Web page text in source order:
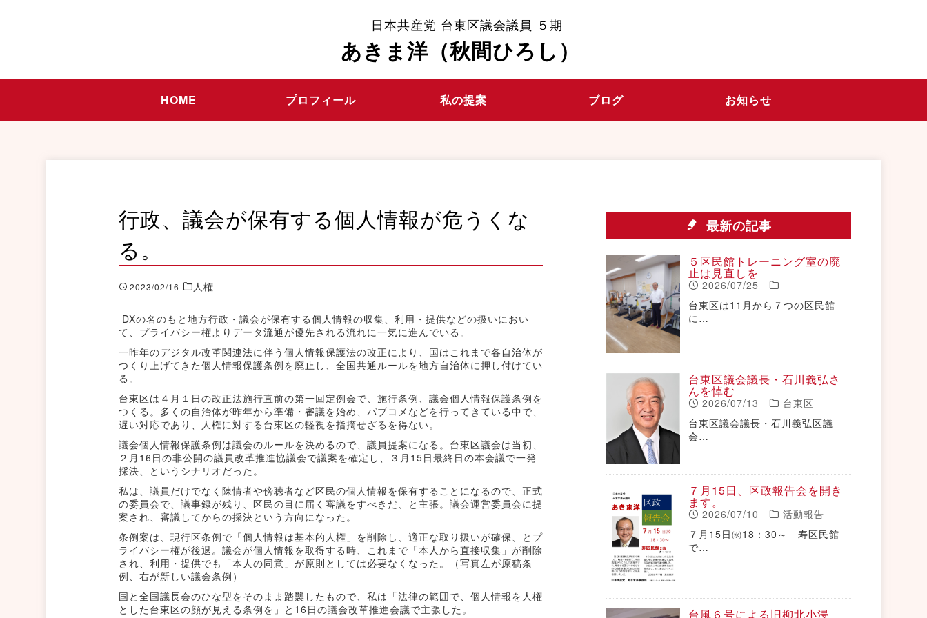
日本共産党 台東区議会議員 ５期
あきま洋（秋間ひろし）
HOME プロフィール 私の提案 ブログ お知らせ
行政、議会が保有する個人情報が危うくな
る。
2023/02/16 人権
DXの名のもと地方行政・議会が保有する個人情報の収集、利用・提供などの扱いにおい
て、プライバシー権よりデータ流通が優先される流れに一気に進んでいる。
一昨年のデジタル改革関連法に伴う個人情報保護法の改正により、国はこれまで各自治体が
つくり上げてきた個人情報保護条例を廃止し、全国共通ルールを地方自治体に押し付けてい
る。
台東区は４月１日の改正法施行直前の第一回定例会で、施行条例、議会個人情報保護条例を
つくる。多くの自治体が昨年から準備・審議を始め、パブコメなどを行ってきている中で、
遅い対応であり、人権に対する台東区の軽視を指摘せざるを得ない。
議会個人情報保護条例は議会のルールを決めるので、議員提案になる。台東区議会は当初、
２月16日の非公開の議員改革推進協議会で議案を確定し、３月15日最終日の本会議で一発
採決、というシナリオだった。
私は、議員だけでなく陳情者や傍聴者など区民の個人情報を保有することになるので、正式
の委員会で、議事録が残り、区民の目に届く審議をすべきだ、と主張。議会運営委員会に提
案され、審議してからの採決という方向になった。
条例案は、現行区条例で「個人情報は基本的人権」を削除し、適正な取り扱いが確保、とプ
ライバシー権が後退。議会が個人情報を取得する時、これまで「本人から直接収集」が削除
され、利用・提供でも「本人の同意」が原則としては必要なくなった。（写真左が原稿条
例、右が新しい議会条例）
国と全国議長会のひな型をそのまま踏襲したもので、私は「法律の範囲で、個人情報を人権
とした台東区の顔が見える条例を」と16日の議会改革推進会議で主張した。
最新の記事
５区民館トレーニング室の廃
止は見直しを
2026/07/25
台東区は11月から７つの区民館
に…
台東区議会議長・石川義弘さ
んを悼む
2026/07/13
台東区
台東区議会議長・石川義弘区議
会…
７月15日、区政報告会を開き
ます。
2026/07/10
活動報告
７月15日㈬18：30～ 寿区民館
で…
台風６号による旧柳北小浸